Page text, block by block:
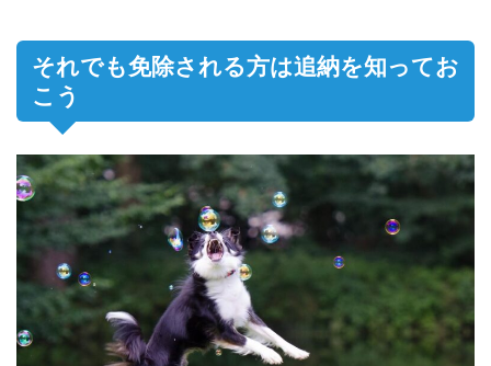
それでも免除される方は追納を知ってお
こう